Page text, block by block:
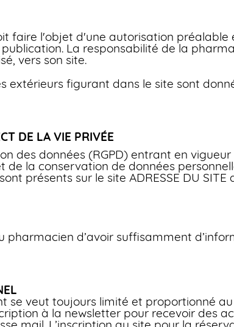
faire l'objet d'une autorisation
La responsabilité de la
vers son site.
extérieurs figurant dans le site sont
DE LA VIE PRIVÉE
des données (RGPD) entrant en
la conservation de données
présents sur le site ADRESSE DU
pharmacien d’avoir suffisamment
se veut toujours limité et proportionné
à la newsletter pour recevoir des